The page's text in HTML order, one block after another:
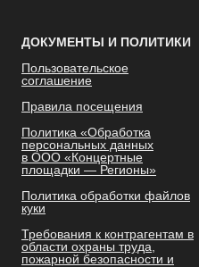
ДОКУМЕНТЫ И ПОЛИТИКИ
Пользовательское
соглашение
Правила посещения
Политика «Обработка
персональных данных
в ООО «Концертные
площадки — Регионы»
Политика обработки файлов
куки
Требования к контрагентам в
области охраны труда,
пожарной безопасности и